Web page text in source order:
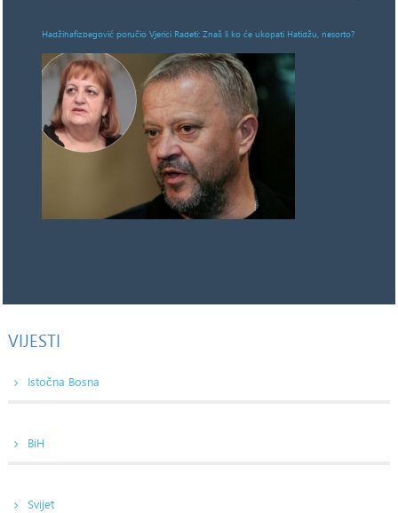
Hadžihafizbegović poručio Vjerici Radeti: Znaš li ko će ukopati Hatidžu, nesorto?
VIJESTI
Istočna Bosna
BiH
Svijet